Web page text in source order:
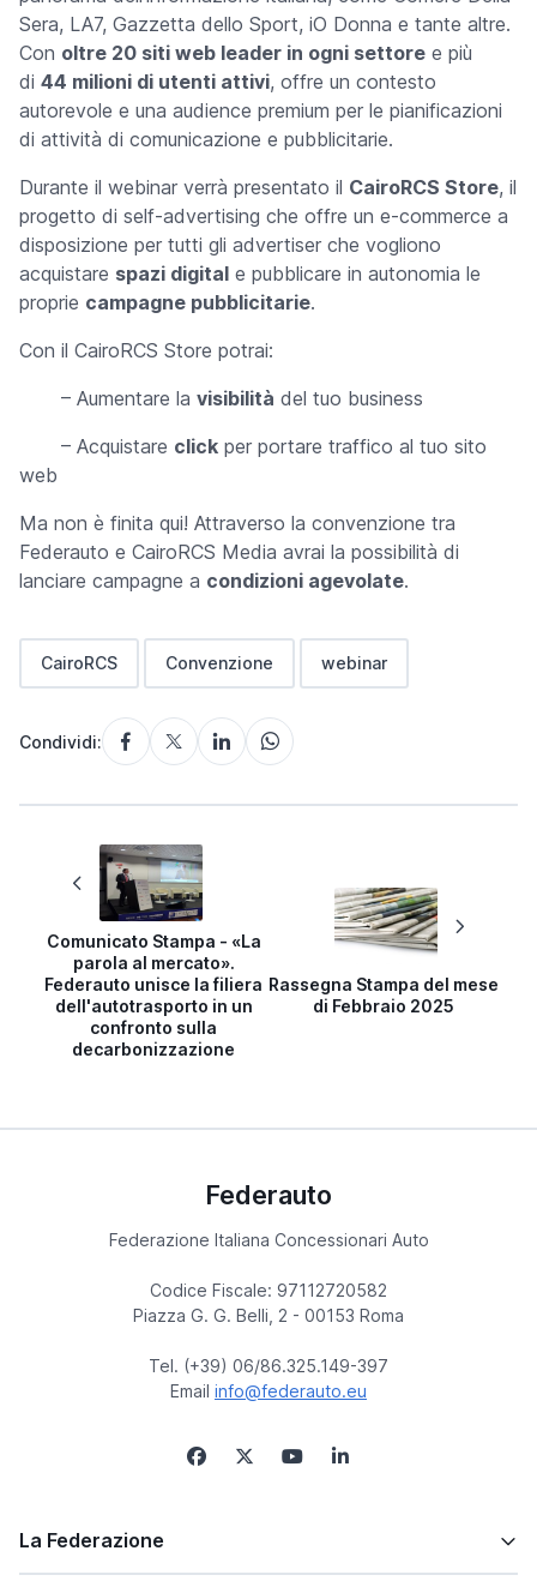
Sera, LA7, Gazzetta dello Sport, iO Donna e tante altre.
Con oltre 20 siti web leader in ogni settore e più
di 44 milioni di utenti attivi, offre un contesto
autorevole e una audience premium per le pianificazioni
di attività di comunicazione e pubblicitarie.
Durante il webinar verrà presentato il CairoRCS Store, il
progetto di self-advertising che offre un e-commerce a
disposizione per tutti gli advertiser che vogliono
acquistare spazi digital e pubblicare in autonomia le
proprie campagne pubblicitarie.
Con il CairoRCS Store potrai:
– Aumentare la visibilità del tuo business
– Acquistare click per portare traffico al tuo sito
web
Ma non è finita qui! Attraverso la convenzione tra
Federauto e CairoRCS Media avrai la possibilità di
lanciare campagne a condizioni agevolate.
CairoRCS Convenzione webinar
Condividi:
Comunicato Stampa - «La
parola al mercato».
Federauto unisce la filiera
dell'autotrasporto in un
confronto sulla
decarbonizzazione
Rassegna Stampa del mese
di Febbraio 2025
Federauto
Federazione Italiana Concessionari Auto
Codice Fiscale: 97112720582
Piazza G. G. Belli, 2 - 00153 Roma
Tel. (+39) 06/86.325.149-397
Email info@federauto.eu
La Federazione